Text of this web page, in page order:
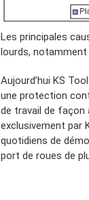
Les principales
lourds, notamment
Aujourd’hui KS
une protection
de travail de façon
exclusivement par
quotidiens de
port de roues de